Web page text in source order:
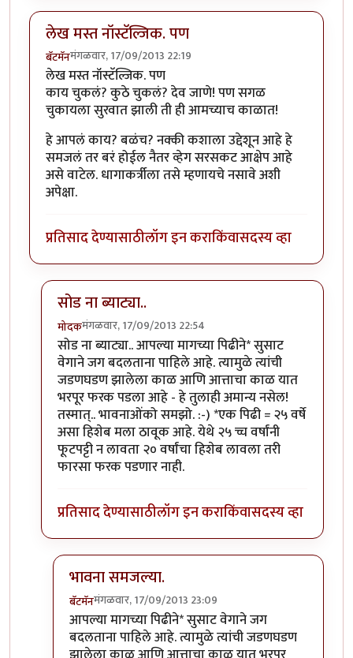
लेख मस्त नॉस्टॅल्जिक. पण
बॅटमॅनमंगळवार, 17/09/2013 22:19
लेख मस्त नॉस्टॅल्जिक. पण
काय चुकलं? कुठे चुकलं? देव जाणे! पण सगळ
चुकायला सुरवात झाली ती ही आमच्याच काळात!
हे आपलं काय? बळंच? नक्की कशाला उद्देशून आहे हे
समजलं तर बरं होईल नैतर व्हेग सरसकट आक्षेप आहे
असे वाटेल. धागाकर्त्रीला तसे म्हणायचे नसावे अशी
अपेक्षा.
प्रतिसाद देण्यासाठीलॉग इन कराकिंवासदस्य व्हा
सोड ना ब्याट्या..
मोदकमंगळवार, 17/09/2013 22:54
In reply toलेख मस्त नॉस्टॅल्जिक. पणbyबॅटमॅन
सोड ना ब्याट्या.. आपल्या मागच्या पिढीने* सुसाट
वेगाने जग बदलताना पाहिले आहे. त्यामुळे त्यांची
जडणघडण झालेला काळ आणि आत्ताचा काळ यात
भरपूर फरक पडला आहे - हे तुलाही अमान्य नसेल!
तस्मात्.. भावनाओंको समझो. :-) *एक पिढी = २५ वर्षे
असा हिशेब मला ठावूक आहे. येथे २५ च्च वर्षांनी
फूटपट्टी न लावता २० वर्षांचा हिशेब लावला तरी
फारसा फरक पडणार नाही.
प्रतिसाद देण्यासाठीलॉग इन कराकिंवासदस्य व्हा
भावना समजल्या.
बॅटमॅनमंगळवार, 17/09/2013 23:09
In reply toसोड ना ब्याट्या..byमोदक
आपल्या मागच्या पिढीने* सुसाट वेगाने जग
बदलताना पाहिले आहे. त्यामुळे त्यांची जडणघडण